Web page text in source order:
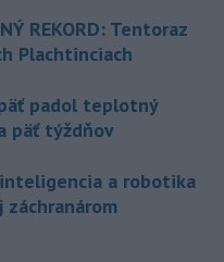
REKORD: Tentoraz
Plachtinciach
padol teplotný
päť týždňov
inteligencia a robotika
záchranárom